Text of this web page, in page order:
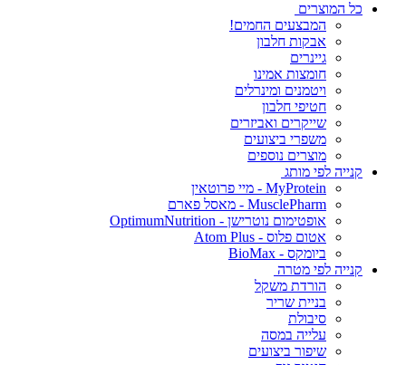
כל המוצרים
המבצעים החמים!
אבקות חלבון
גיינרים
חומצות אמינו
ויטמנים ומינרלים
חטיפי חלבון
שייקרים ואביזרים
משפרי ביצועים
מוצרים נוספים
קנייה לפי מותג
MyProtein - מיי פרוטאין
MusclePharm - מאסל פארם
אופטימום נוטרישן - OptimumNutrition
אטום פלוס - Atom Plus
ביומקס - BioMax
קנייה לפי מטרה
הורדת משקל
בניית שריר
סיבולת
עלייה במסה
שיפור ביצועים